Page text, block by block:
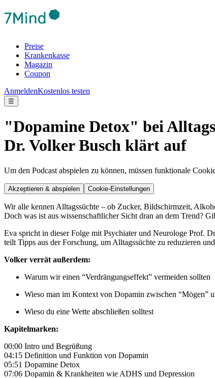
Preise
Krankenkasse
Magazin
Coupon
AnmeldenKostenlos testen
☰
"Dopamine Detox" bei
Dr. Volker Busch klärt auf
Um den Podcast abspielen zu können, müssen funktionale
Akzeptieren & abspielen Cookie-Einstellungen
Wir alle kennen Alltagssüchte – ob Zucker, Bildschirmzeit,
Doch was ist aus wissenschaftlicher Sicht dran an dem Trend?
Eva spricht in dieser Folge mit Psychiater und Neurologe Prof.
teilt Tipps aus der Forschung, um Alltagssüchte zu reduzieren
Volker verrät außerdem:
Warum wir einen “Verdrängungseffekt” vermeiden sollten
Wieso man im Kontext von Dopamin zwischen “Mögen”
Wieso du eine Wette abschließen solltest
Kapitelmarken:
00:00 Intro und Begrüßung
04:15 Definition und Funktion von Dopamin
05:51 Dopamine Detox
07:06 Dopamin & Krankheiten wie ADHS und Depression